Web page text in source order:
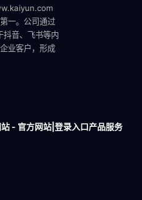
一。公司通过
抖音、飞书等内
业客户，形成
- 官方网站|登录入口产品服务